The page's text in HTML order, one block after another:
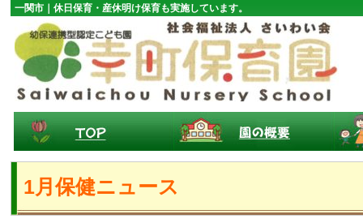
一関市｜休日保育・産休明け保育も実施しています。
1月保健ニュース